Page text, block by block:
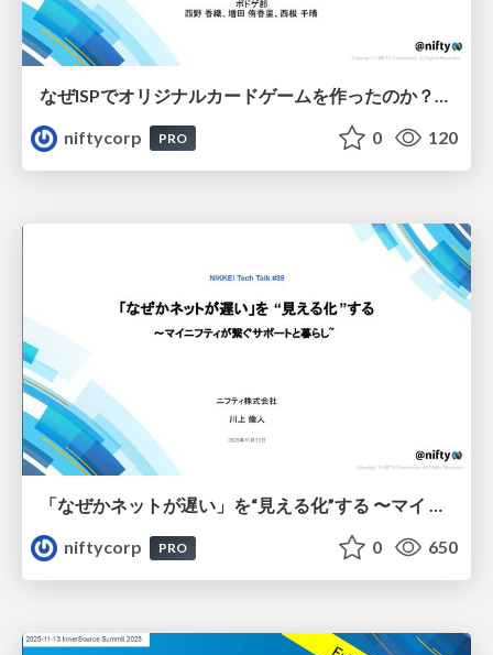
niftycorp
PRO 0 120
「なぜかネットが遅い」を“見える化”する 〜マイ ニフティが繋ぐサポートと暮らし〜 - NIKKEI Tech Talk #39
niftycorp
PRO 0 650